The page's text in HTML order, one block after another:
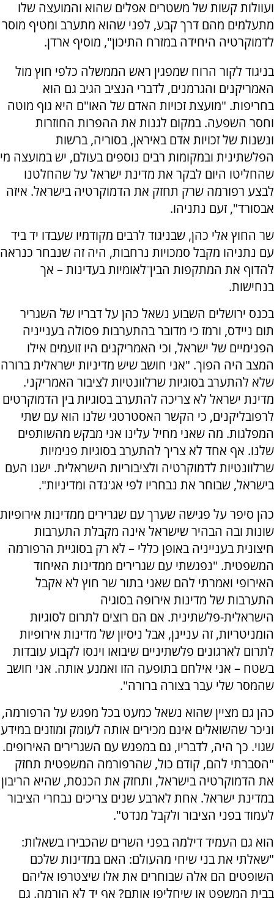
ועוולות קשות של משטרים אפלים שהוא והמועצה שלו
מתעלמים מהם דרך קבע, לפני שהוא מתערב ומטיף מוסר
לדמוקרטיה היחידה במזרח התיכון", מוסיף ארדן.
בניגוד לקור הרוח שמפגין ראש הממשלה כלפי חוץ מול
האמריקנים והגרמנים, לדברי הנציב הגיב גם הוא
בחריפות. "מועצת זכויות האדם של האו"ם היא גוף מוטה
וחסר השפעה. במקום לגנות את ההפרות החוזרות
ונשנות של זכויות אדם באיראן, בסוריה, ברשות
הפלשתינית ובמקומות רבים נוספים בעולם, יש במועצה מי
שהחליטו היום לבקר את מדינת ישראל על שהחלטנו
לבצע רפורמה שרק תחזק את הדמוקרטיה בישראל. איזה
אבסורד", זעם נתניהו.
שר החוץ אלי כהן, שבניגוד לרבים מקודמיו שעבדו יד ביד
עם נתניהו מקבל סמכויות נרחבות, היה זה שנבחר כנראה
להדוף את המתקפות הבין־לאומיות בעדינות – אך
בנחישות.
בכנס ירושלים השבוע נשאל כהן על דבריו של השגריר
תום ניידס, ורמז כי מדובר בהתערבות פסולה בענייניה
הפנימיים של ישראל, וכי האמריקנים היו זועמים אילו
המצב היה הפוך. "אני חושב שיש מדיניות ישראלית ברורה
שלא להתערב בסוגיות שרלוונטיות לציבור האמריקני.
מדינת ישראל לא צריכה להתערב בסוגיות בין הדמוקרטים
לרפובליקנים, כי הקשר האסטרטגי שלנו הוא עם שתי
המפלגות. מה שאני מחיל עלינו אני מבקש מהשותפים
שלנו. אף אחד לא צריך להתערב בסוגיות פנימיות
שרלוונטיות לדמוקרטיה ולציבוריות הישראלית. ישנו העם
בישראל, שבוחר את נבחריו לפי אג'נדה ומדיניות".
כהן סיפר על פגישה שערך עם שגרירים ממדינות אירופיות
שונות ובה הבהיר שישראל אינה מקבלת התערבות
חיצונית בענייניה באופן כללי – לא רק בסוגיית הרפורמה
המשפטית. "נפגשתי עם שגרירים ממדינות האיחוד
האירופי ואמרתי להם שאני בתור שר חוץ לא אקבל
התערבות של מדינות אירופה בסוגיה
הישראלית-פלשתינית. אם הם רוצים לתרום לסוגיות
הומניטריות, זה עניינן, אבל ניסיון של מדינות אירופיות
לתרום לארגונים פלשתיניים שיבואו וינסו לקבוע עובדות
בשטח – אני אילחם בתופעה הזו ואמנע אותה. אני חושב
שהמסר שלי עבר בצורה ברורה".
כהן גם מציין שהוא נשאל כמעט בכל מפגש על הרפורמה,
וניכר שהשואלים אינם מכירים אותה לעומק ומוזנים במידע
שגוי. כך היה, לדבריו, גם במפגש עם השגרירים האירופים.
"הסברתי להם, קודם כול, שהרפורמה המשפטית תחזק
את הדמוקרטיה בישראל, ותחזק את הכנסת, שהיא הריבון
במדינת ישראל. אחת לארבע שנים צריכים נבחרי הציבור
לעמוד בפני הציבור ולקבל מנדט".
הוא גם העמיד דילמה בפני השרים שהכבירו בשאלות:
"שאלתי את בני שיחי מהעולם: האם במדינות שלכם
השופטים הם אלה שבוחרים את אלו שיצטרפו אליהם
בבית המשפט או שיחליפו אותם? אף יד לא הורמה. גם